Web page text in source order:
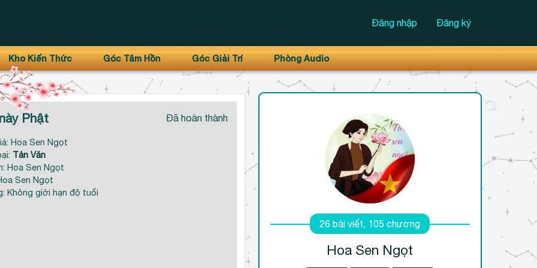
Đăng nhập Đăng ký
Kho Kiến Thức Góc Tâm Hồn Góc Giải Trí Phòng Audio
Phật Đã hoàn thành
Hoa Sen Ngọt
Tản Văn
Hoa Sen Ngọt
Sen Ngọt
Không giới hạn độ tuổi
26 bài viết, 105 chương
Hoa Sen Ngọt